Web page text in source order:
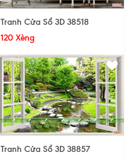
Tranh Cửa Sổ 3D 38518
120 Xèng
Tranh Cửa Sổ 3D 38857